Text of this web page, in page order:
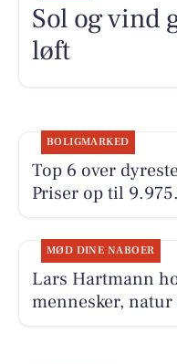
Sol og vind
løft
BOLIGMARKED
Top 6 over
Priser op til
MØD DINE NABOER
Lars Hartmann
mennesker,